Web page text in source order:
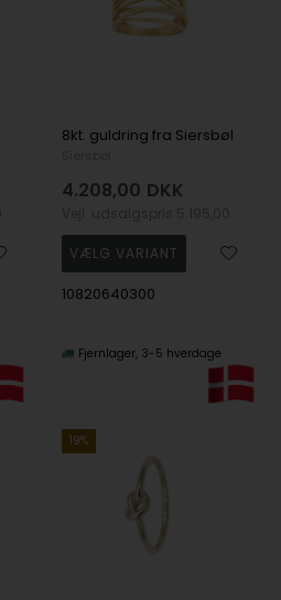
8kt. guldring fra Siersbøl
4.208,00 DKK
10820640300
Fjernlager 3-5 hverdage
19%